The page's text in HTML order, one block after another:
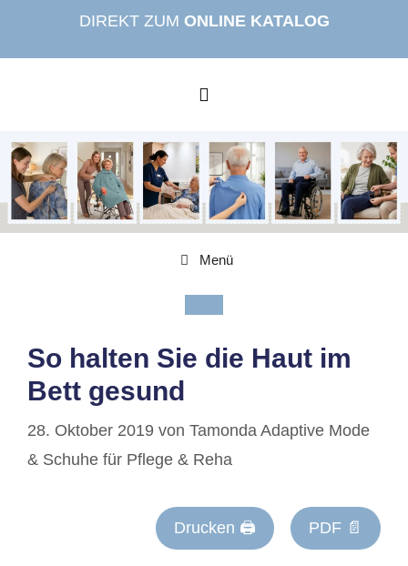
springen
DIREKT ZUM ONLINE KATALOG
Menü
So halten Sie die Haut im
Bett gesund
28. Oktober 2019 von Tamonda Adaptive Mode
& Schuhe für Pflege & Reha
Drucken 🖨 PDF 📄